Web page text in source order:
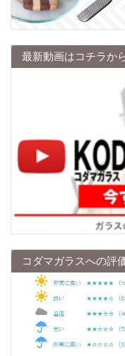
最新動画はコチラか
コダマガラスへの評